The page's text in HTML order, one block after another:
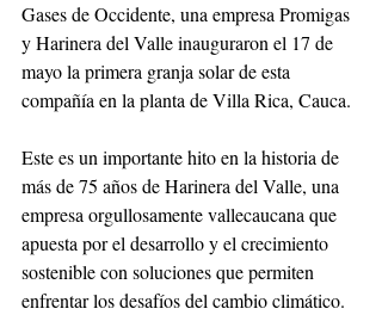
Gases de Occidente, una empresa Promigas
y Harinera del Valle inauguraron el 17 de
mayo la primera granja solar de esta
compañía en la planta de Villa Rica, Cauca.
Este es un importante hito en la historia de
más de 75 años de Harinera del Valle, una
empresa orgullosamente vallecaucana que
apuesta por el desarrollo y el crecimiento
sostenible con soluciones que permiten
enfrentar los desafíos del cambio climático.